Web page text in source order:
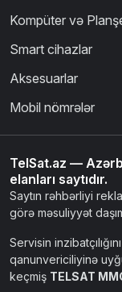
Kompüter və
Smart cihazlar
Aksesuarlar
Mobil nömrələr
TelSat.az —
elanları saytıdır.
Saytın rəhbərliyi
görə məsuliyyət
Servisin
qanunvericiliyinə
keçmiş TELSAT